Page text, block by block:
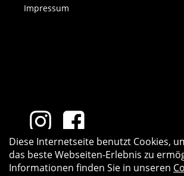
Impressum
Diese Internetseite benutzt Cookies,
das beste Webseiten-Erlebnis zu
Informationen finden Sie in unseren